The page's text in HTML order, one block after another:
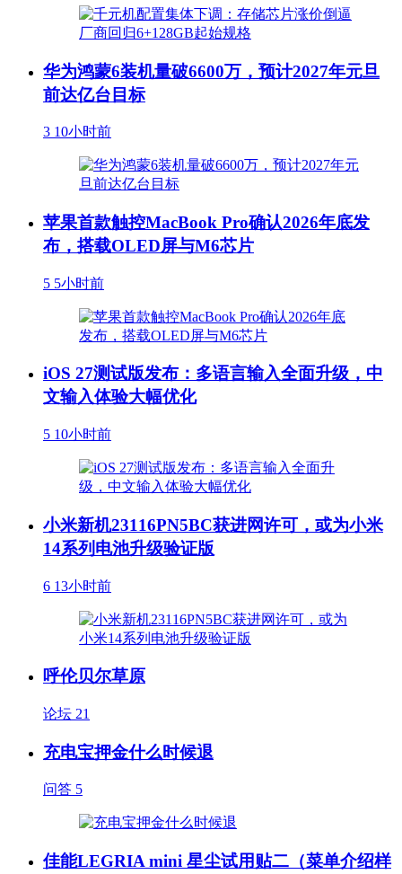
华为鸿蒙6装机量破6600万，预计2027年元旦
前达亿台目标
3 10小时前
苹果首款触控MacBook Pro确认2026年底发
布，搭载OLED屏与M6芯片
5 5小时前
iOS 27测试版发布：多语言输入全面升级，中
文输入体验大幅优化
5 10小时前
小米新机23116PN5BC获进网许可，或为小米
14系列电池升级验证版
6 13小时前
呼伦贝尔草原
论坛 21
充电宝押金什么时候退
问答 5
佳能LEGRIA mini 星尘试用贴二（菜单介绍样